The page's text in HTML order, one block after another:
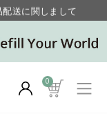
配送に関しまして
トアップデー”
0